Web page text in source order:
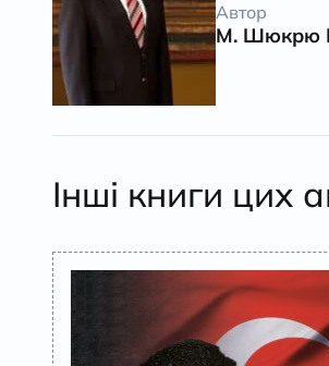
Автор
М. Шюкрю
Інші книги цих